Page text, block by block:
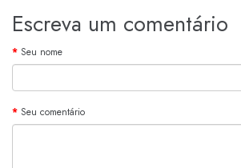
Escreva um comentário
Seu nome
Seu comentário